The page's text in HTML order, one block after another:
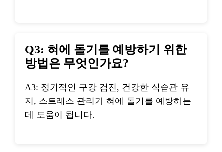
Q3: 혀에 돌기를 예방하기 위한
방법은 무엇인가요?
A3: 정기적인 구강 검진, 건강한 식습관 유
지, 스트레스 관리가 혀에 돌기를 예방하는
데 도움이 됩니다.